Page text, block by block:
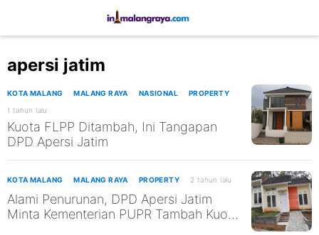
apersi jatim
KOTA MALANG MALANG RAYA NASIONAL
PROPERTY
1 tahun lalu
Kuota FLPP Ditambah, Ini Tangapan
DPD Apersi Jatim
KOTA MALANG MALANG RAYA PROPERTY 2 tahun lalu
Alami Penurunan, DPD Apersi Jatim
Minta Kementerian PUPR Tambah Kuota